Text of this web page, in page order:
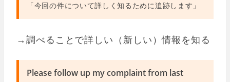
「今回の件について詳しく知るために追跡します」
→調べることで詳しい（新しい）情報を知る
Please follow up my complaint from last